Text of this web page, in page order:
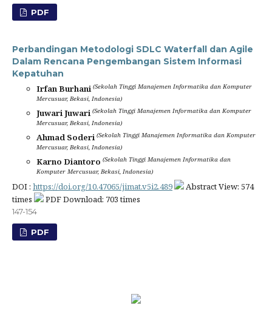
PDF
Perbandingan Metodologi SDLC Waterfall dan Agile
Dalam Rencana Pengembangan Sistem Informasi
Kepatuhan
Irfan Burhani (Sekolah Tinggi Manajemen Informatika dan Komputer
Mercusuar, Bekasi, Indonesia)
Juwari Juwari (Sekolah Tinggi Manajemen Informatika dan Komputer
Mercusuar, Bekasi, Indonesia)
Ahmad Soderi (Sekolah Tinggi Manajemen Informatika dan Komputer
Mercusuar, Bekasi, Indonesia)
Karno Diantoro (Sekolah Tinggi Manajemen Informatika dan
Komputer Mercusuar, Bekasi, Indonesia)
DOI : https://doi.org/10.47065/jimat.v5i2.489
Abstract View: 574
times
PDF Download: 703 times
147-154
PDF